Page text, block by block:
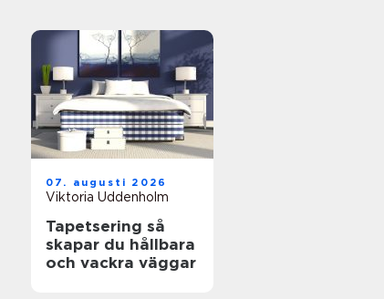
07. augusti 2026
Viktoria Uddenholm
Tapetsering så
skapar du hållbara
och vackra väggar